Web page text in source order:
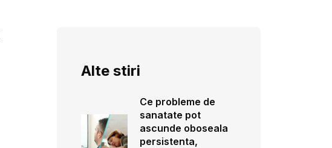
Alte stiri
Ce probleme de
sanatate pot
ascunde oboseala
persistenta,